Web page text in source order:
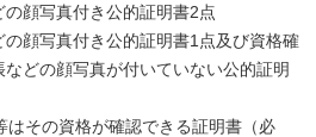
の顔写真付き公的証明書2点
の顔写真付き公的証明書1点及び資格確
どの顔写真が付いていない公的証明
はその資格が確認できる証明書（必